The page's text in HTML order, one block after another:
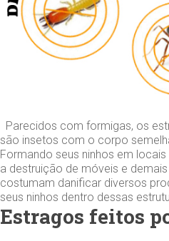
Parecidos com formigas, os
são insetos com o corpo
Formando seus ninhos em
a destruição de móveis e
costumam danificar diversos
seus ninhos dentro dessas
Estragos feitos